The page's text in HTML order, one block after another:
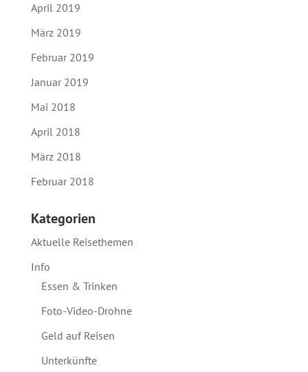
April 2019
März 2019
Februar 2019
Januar 2019
Mai 2018
April 2018
März 2018
Februar 2018
Kategorien
Aktuelle Reisethemen
Info
Essen & Trinken
Foto-Video-Drohne
Geld auf Reisen
Unterkünfte